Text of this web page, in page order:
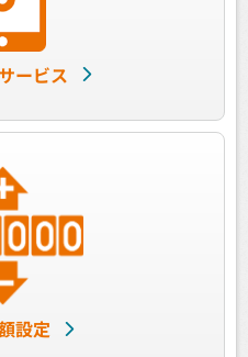
ービス
設定